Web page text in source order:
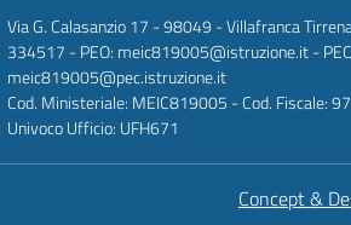
Via G. Calasanzio 17 - 98049 - Villafranca
334517 - PEO: meic819005@istruzione.it -
meic819005@pec.istruzione.it
Cod. Ministeriale: MEIC819005 - Cod. Fiscale:
Univoco Ufficio: UFH671
Concept &